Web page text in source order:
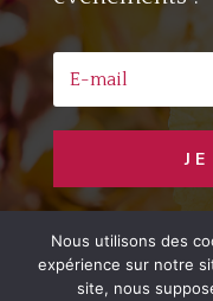
Copyright ©
Nous utilisons des
expérience sur notre
site, nous